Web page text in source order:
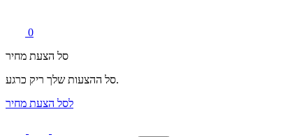
0
סל הצעת מחיר
סל ההצעות שלך ריק כרגע.
לסל הצעת מחיר